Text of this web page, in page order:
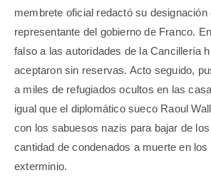
membrete oficial redactó su designación
representante del gobierno de Franco.
falso a las autoridades de la Cancillería
aceptaron sin reservas. Acto seguido,
a miles de refugiados ocultos en las
igual que el diplomático sueco Raoul
con los sabuesos nazis para bajar de
cantidad de condenados a muerte en
exterminio.